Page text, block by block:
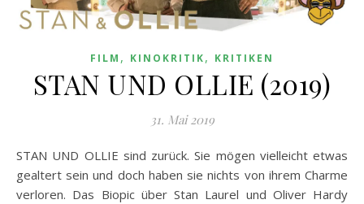
FILM , KINOKRITIK, KRITIKEN
STAN UND OLLIE (2019)
31. Mai 2019
STAN UND OLLIE sind zurück. Sie mögen vielleicht etwas
gealtert sein und doch haben sie nichts von ihrem Charme
verloren. Das Biopic über Stan Laurel und Oliver Hardy